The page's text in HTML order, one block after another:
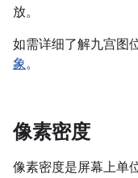
放。
如需详细了解九宫图
象。
像素密度
像素密度是屏幕上单